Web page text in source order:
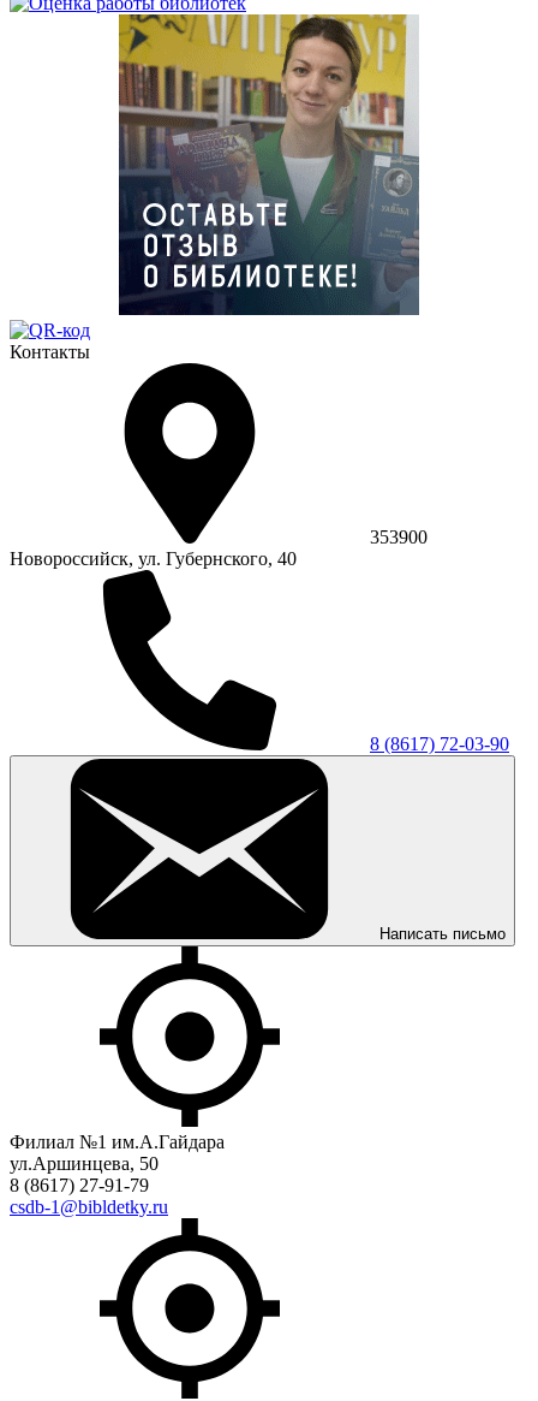
Контакты
353900
Новороссийск, ул. Губернского, 40
8 (8617) 72-03-90
Написать письмо
Филиал №1 им.А.Гайдара
ул.Аршинцева, 50
8 (8617) 27-91-79
csdb-1@bibldetky.ru